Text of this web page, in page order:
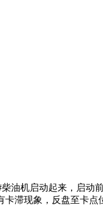
油机启动起来，启
滞现象，反盘至卡